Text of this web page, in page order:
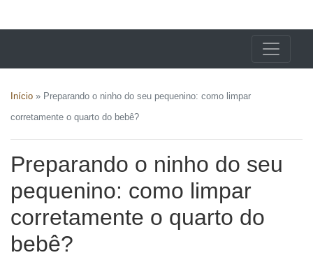
Início » Preparando o ninho do seu pequenino: como limpar
corretamente o quarto do bebê?
Preparando o ninho do seu
pequenino: como limpar
corretamente o quarto do
bebê?